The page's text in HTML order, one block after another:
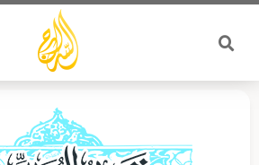
تخطي
المحتوى